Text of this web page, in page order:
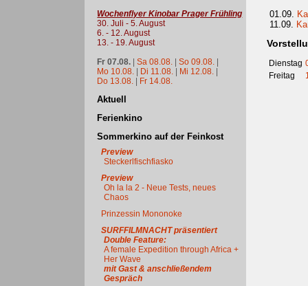
Wochenflyer Kinobar Prager Frühling
30. Juli - 5. August
6. - 12. August
13. - 19. August
Fr 07.08. |Sa 08.08. |So 09.08. |
Mo 10.08. | Di 11.08. | Mi 12.08. |
Do 13.08. | Fr 14.08.
Aktuell
Ferienkino
Sommerkino auf der Feinkost
Preview
Steckerlfischfiasko
Preview
Oh la la 2 - Neue Tests, neues
Chaos
Prinzessin Mononoke
SURFFILMNACHT präsentiert
Double Feature:
A female Expedition through Africa +
Her Wave
mit Gast & anschließendem
Gespräch
01.09.
11.09.
Dienstag
Freitag